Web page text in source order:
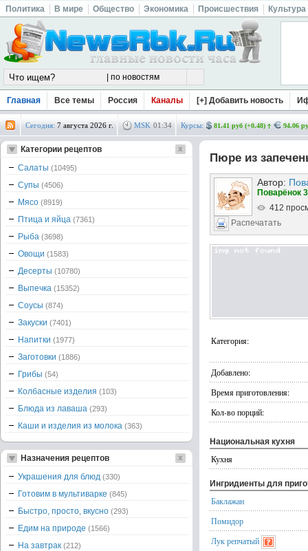
Политика В мире Общество Экономика Происшествия Культура
Главная Все темы Россия Каналы [+] Добавить новость
Сегодня: 7 августа 2026 г. MSK 01 :34 Курсы: 81.41 руб (+0.48) 94.06
Пюре из
Автор:
Поварёнок
412
Распечатать
Категория:
Добавлено:
Время приготовления:
Кол-во порций:
Национальная кухня
Кухня
Ингридиенты для
Баклажан
Помидор
Лук репчатый
Категории рецептов
Салаты (10495)
Супы (4506)
Мясо (8919)
Птица и яйца (7361)
Рыба (3698)
Овощи (1583)
Десерты (10780)
Выпечка (15352)
Соусы (874)
Закуски (7401)
Напитки (1977)
Заготовки (1886)
Грибы (54)
Колбасные изделия (103)
Блюда из лаваша (293)
Каши и изделия из молока (363)
Назначения рецептов
Украшения для блюд (330)
Готовим в мультиварке (845)
Быстро, просто, вкусно (293)
Едим на природе (1566)
На завтрак (212)